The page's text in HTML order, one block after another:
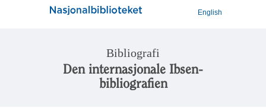
English
Bibliografi
Den internasjonale Ibsen-
bibliografien